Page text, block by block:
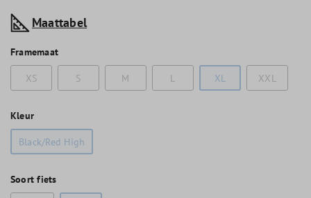
Maattabel
Framemaat
XS
S M L XL XXL
Kleur
Black/Red High
Soort fiets